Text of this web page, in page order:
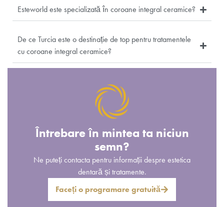
Întrebare în mintea ta niciun
semn?
Ne puteți contacta pentru informații despre estetica
dentară și tratamente.
Faceți o programare gratuită
Esteworld este specializată în coroane integral ceramice?
De ce Turcia este o destinație de top pentru tratamentele
cu coroane integral ceramice?